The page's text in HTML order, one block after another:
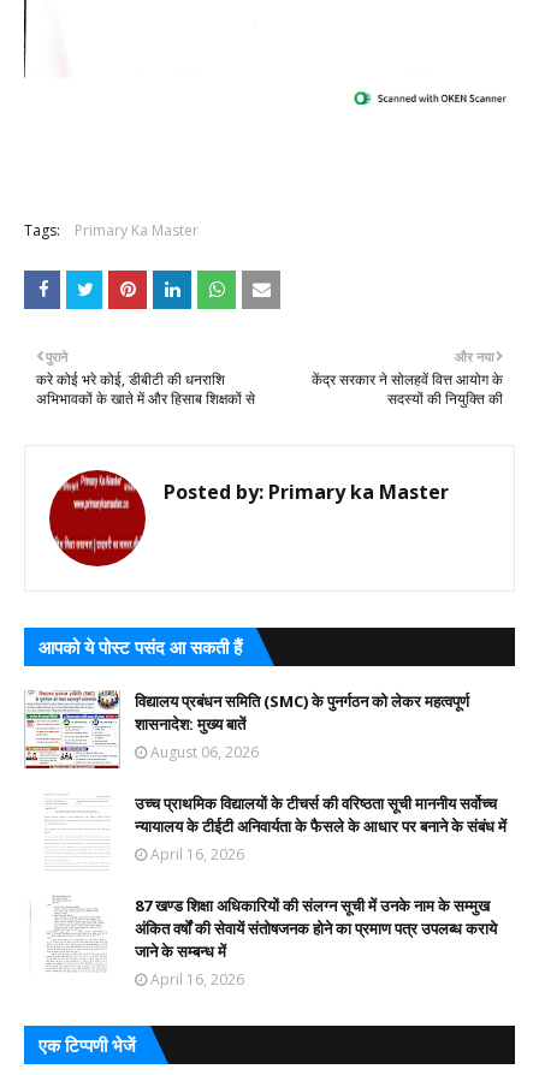
Tags: Primary Ka Master
और नया
केंद्र सरकार ने सोलहवें वित्त आयोग के
सदस्यों की नियुक्ति की
पुराने
करे कोई भरे कोई, डीबीटी की धनराशि
अभिभावकों के खाते में और हिसाब शिक्षकों से
Posted by: Primary ka Master
आपको ये पोस्ट पसंद आ सकती हैं
विद्यालय प्रबंधन समिति (SMC) के पुनर्गठन को लेकर महत्वपूर्ण
शासनादेश: मुख्य बातें
August 06, 2026
उच्च प्राथमिक विद्यालयों के टीचर्स की वरिष्ठता सूची माननीय सर्वोच्च
न्यायालय के टीईटी अनिवार्यता के फैसले के आधार पर बनाने के संबंध में
April 16, 2026
87 खण्ड शिक्षा अधिकारियों की संलग्न सूची में उनके नाम के सम्मुख
अंकित वर्षों की सेवायें संतोषजनक होने का प्रमाण पत्र उपलब्ध कराये
जाने के सम्बन्ध में
April 16, 2026
एक टिप्पणी भेजें